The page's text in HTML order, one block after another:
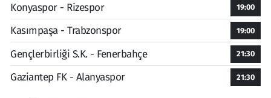
Konyaspor - Rizespor
19:00
Kasımpaşa - Trabzonspor 19:00
Gençlerbirliği S.K. - Fenerbahçe 21:30
Gaziantep FK - Alanyaspor 21:30